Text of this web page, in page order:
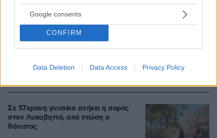
Google consents
CONFIRM
Data Deletion Data Access Privacy Policy
Τι έγραφαν οι ξένοι ανταποκριτές σε
Σε 57χρονη γυναίκα ανήκει η σορός
στον Λυκαβηττό, από πτώση ο
θάνατος